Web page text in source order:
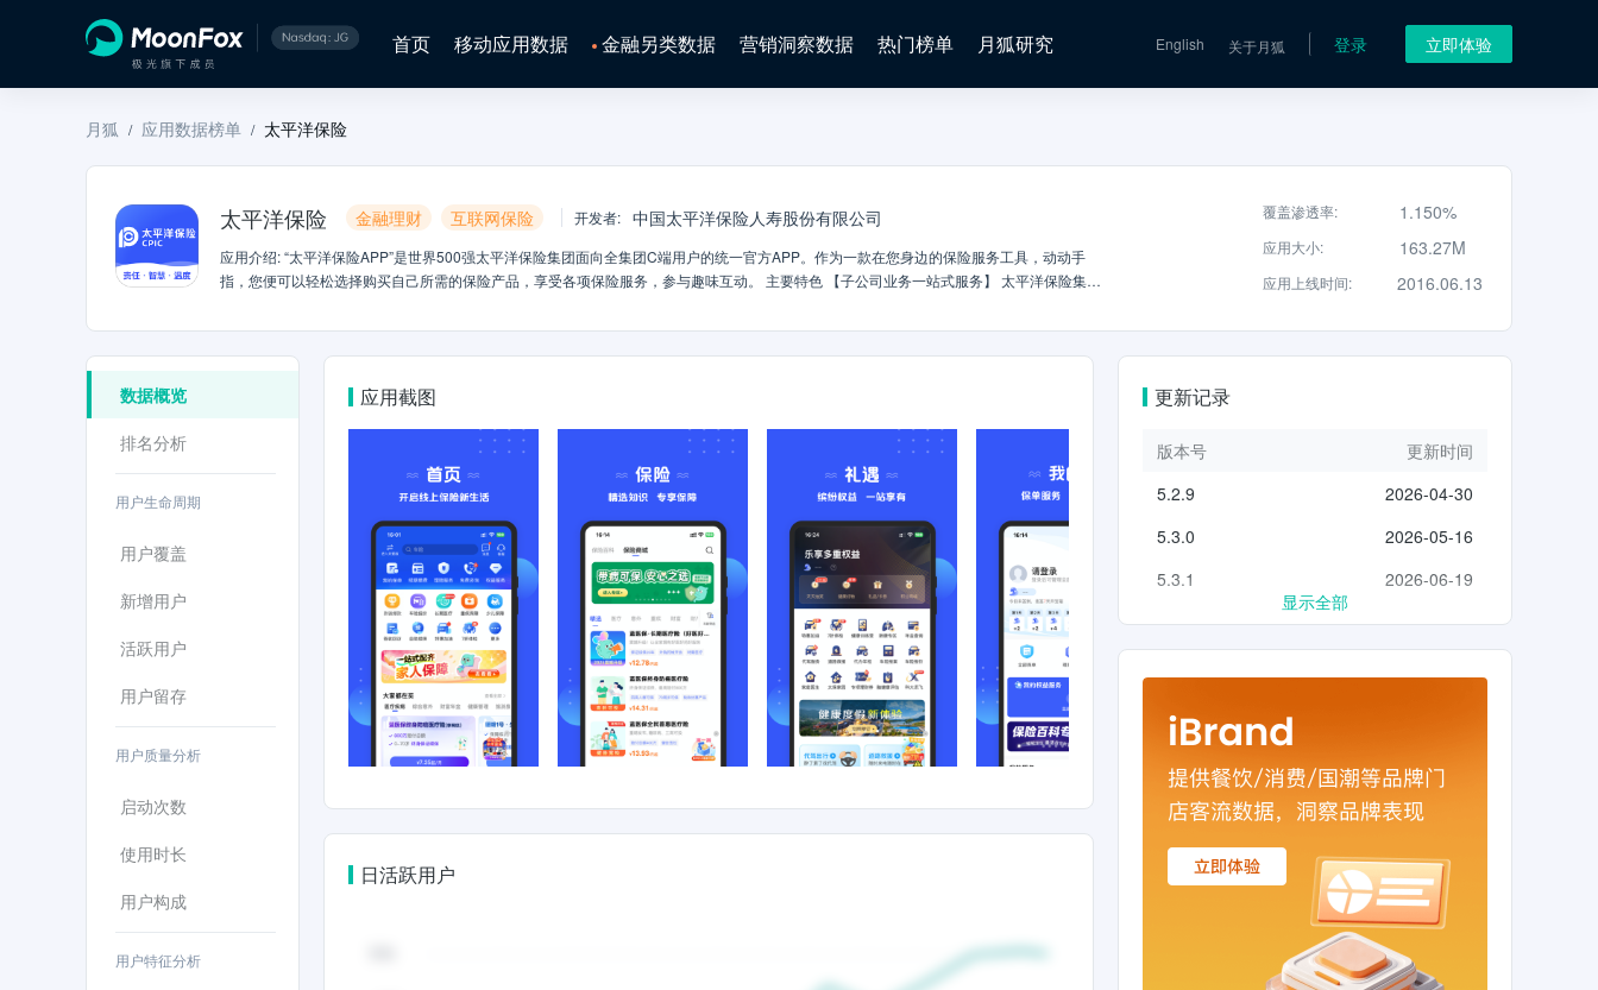
首页 移动应用数据 金融另类数据 营销洞察数据 热门榜单 月狐研究 English 关于月狐 登录 立即体验
月狐 / 应用数据榜单 / 太平洋保险
太平洋保险 金融理财 互联网保险 开发者: 中国太平洋保险人寿股份有限公司
应用介绍:“太平洋保险APP”是世界500强太平洋保险集团面向全集团C端用户的统一官方APP。作为一款在您身边的保险服务工具，动动手
指，您便可以轻松选择购买自己所需的保险产品，享受各项保险服务，参与趣味互动。 主要特色 【子公司业务一站式服务】 太平洋保险集团
服务】 太平洋保险APP全新推出保险箱，实现客户全家保单的一站式管理； 【智能保险顾问：阿尔法保险】 阿尔法保险利用中国太保1.1亿保
场景所打造的综合服务模块，旨在引导培养健康的生活习惯，并协助实现美好的生活愿景。我们使用了HealthKit健康数据同步，帮助获取步
覆盖渗透率: 1.150%
应用大小: 163.27M
应用上线时间: 2016.06.13
数据概览
排名分析
用户生命周期
用户覆盖
新增用户
活跃用户
用户留存
用户质量分析
启动次数
使用时长
用户构成
用户特征分析
应用截图
日活跃用户
更新记录
版本号
更新时间
5.2.9
2026-04-30
5.3.0
2026-05-16
5.3.1
2026-06-19
显示全部